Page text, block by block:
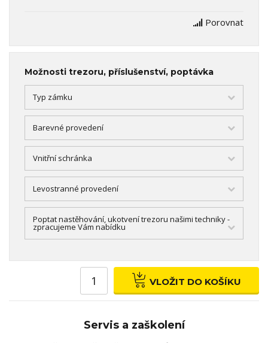
Porovnat
Možnosti trezoru, příslušenství, poptávka
Typ zámku
Barevné provedení
Vnitřní schránka
Levostranné provedení
Poptat nastěhování, ukotvení trezoru našimi techniky -
zpracujeme Vám nabídku
VLOŽIT DO KOŠÍKU
Servis a zaškolení